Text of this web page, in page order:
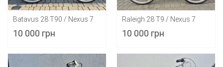
Batavus 28 T90 / Nexus 7
10 000 грн
Raleigh 28 T9 / Nexus 7
10 000 грн